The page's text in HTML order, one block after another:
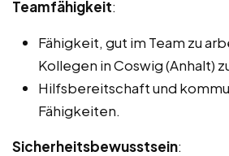
Teamfähigkeit:
Fähigkeit, gut im Team zu
Kollegen in Coswig (Anhalt)
Hilfsbereitschaft und
Fähigkeiten.
Sicherheitsbewusstsein: